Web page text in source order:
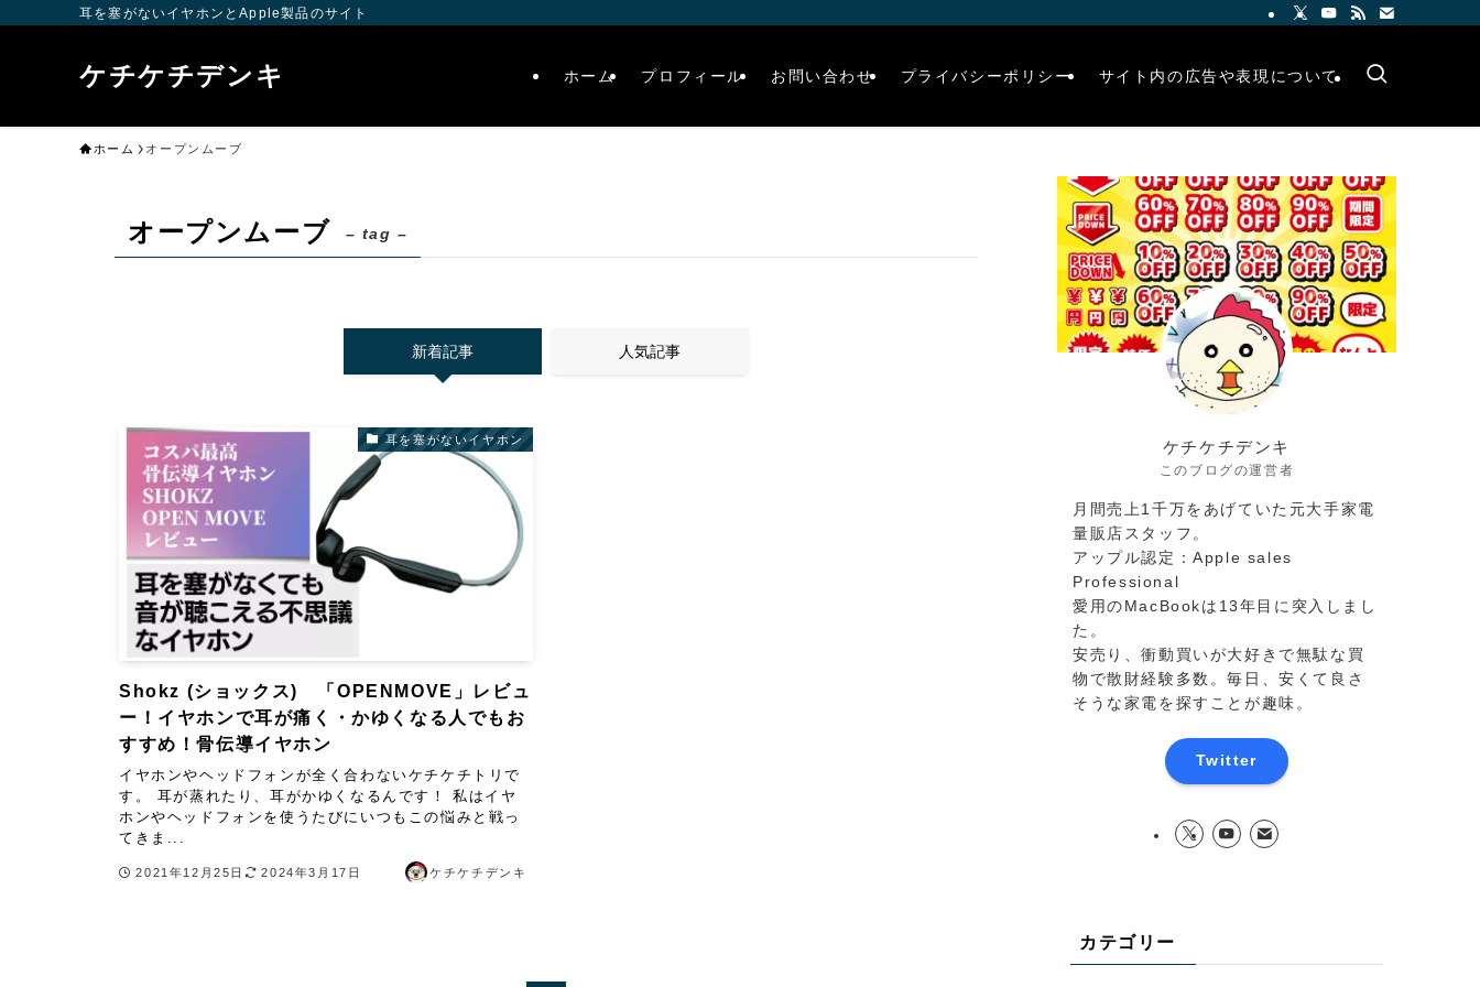
耳を塞がないイヤホンとApple製品のサイト
ケチケチデンキ ホーム プロフィール お問い合わせ プライバシーポリシー サイト内の広告や表現について
ホーム オープンムーブ
オープンムーブ – tag –
新着記事 人気記事
耳を塞がないイヤホン
Shokz (ショックス) 「OPENMOVE」レビュ
ー！イヤホンで耳が痛く・かゆくなる人でもお
すすめ！骨伝導イヤホン
イヤホンやヘッドフォンが全く合わないケチケチトリで
す。 耳が蒸れたり、耳がかゆくなるんです！ 私はイヤ
ホンやヘッドフォンを使うたびにいつもこの悩みと戦っ
てきま...
2021年12月25日 2024年3月17日 ケチケチデンキ
ケチケチデンキ
このブログの運営者
月間売上1千万をあげていた元大手家電
量販店スタッフ。
アップル認定：Apple sales
Professional
愛用のMacBookは13年目に突入しまし
た。
安売り、衝動買いが大好きで無駄な買
物で散財経験多数。毎日、安くて良さ
そうな家電を探すことが趣味。
Twitter
カテゴリー